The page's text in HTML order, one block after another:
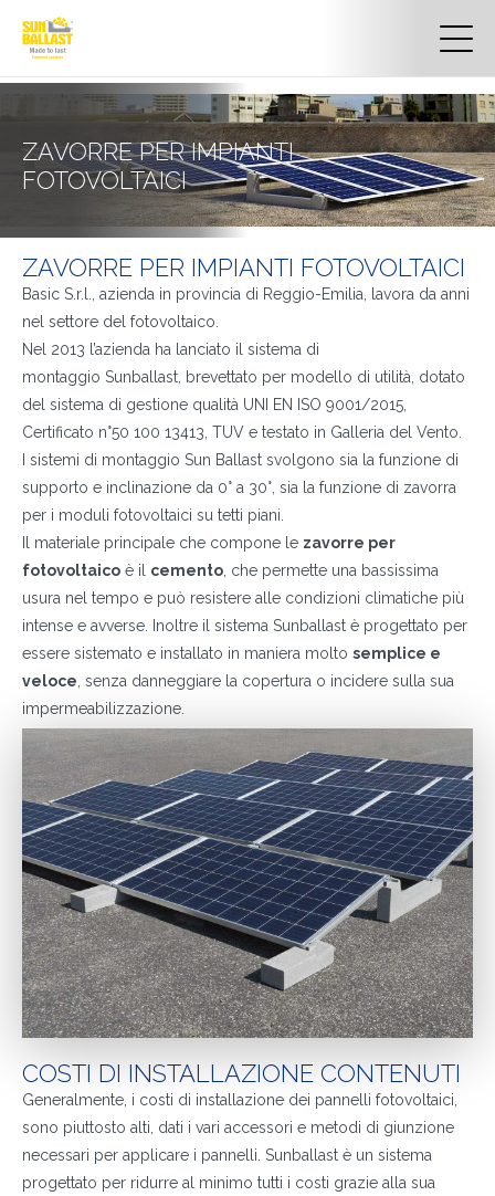
ZAVORRE PER IMPIANTI
FOTOVOLTAICI
ZAVORRE PER IMPIANTI FOTOVOLTAICI
Basic S.r.l., azienda in provincia di Reggio-Emilia, lavora da anni
nel settore del fotovoltaico.
Nel 2013 l’azienda ha lanciato il sistema di
montaggio Sunballast, brevettato per modello di utilità, dotato
del sistema di gestione qualità UNI EN ISO 9001/2015,
Certificato n°50 100 13413, TUV e testato in Galleria del Vento.
I sistemi di montaggio Sun Ballast svolgono sia la funzione di
supporto e inclinazione da 0° a 30°, sia la funzione di zavorra
per i moduli fotovoltaici su tetti piani.
Il materiale principale che compone le zavorre per
fotovoltaico è il cemento , che permette una bassissima
usura nel tempo e può resistere alle condizioni climatiche più
intense e avverse. Inoltre il sistema Sunballast è progettato per
essere sistemato e installato in maniera molto semplice e
veloce , senza danneggiare la copertura o incidere sulla sua
impermeabilizzazione.
COSTI DI INSTALLAZIONE CONTENUTI
Generalmente, i costi di installazione dei pannelli fotovoltaici,
sono piuttosto alti, dati i vari accessori e metodi di giunzione
necessari per applicare i pannelli. Sunballast è un sistema
progettato per ridurre al minimo tutti i costi grazie alla sua